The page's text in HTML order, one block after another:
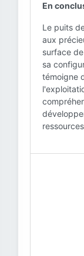
En
Le puits
aux
surface
sa
témoigne